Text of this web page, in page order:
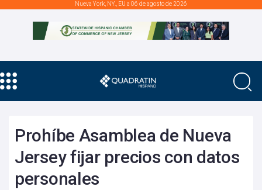
Nueva York, NY., EU a 06 de agosto de 2026
Prohíbe Asamblea de Nueva
Jersey fijar precios con datos
personales